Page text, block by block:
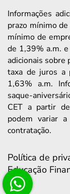
Informações
prazo mínimo
mínimo de
de 1,39% a.m.
adicionais sobre
taxa de juros a
1,63% a.m.
saque-
CET a partir
podem variar
contratação.
Política de
Educação